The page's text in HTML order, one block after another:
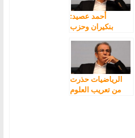
أحمد عصيد:
بنكيران وحزب
ممارسة الوصاية
على المغاربة
الرياضيات حذرت
من تعريب العلوم